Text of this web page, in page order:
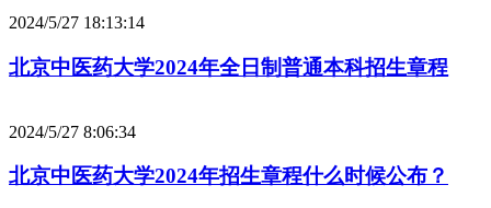
2024/5/27 18:13:14
北京中医药大学2024年全日制普通本科招生章程
2024/5/27 8:06:34
北京中医药大学2024年招生章程什么时候公布？